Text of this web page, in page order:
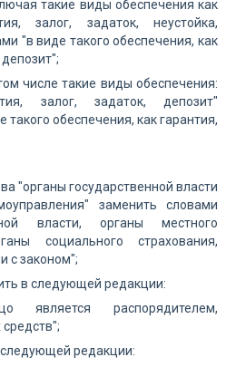
такие виды обеспечения как
залог, задаток, неустойка,
"в виде такого обеспечения, как
числе такие виды обеспечения:
залог, задаток, депозит"
обеспечения, как гарантия,
"органы государственной власти
заменить словами
власти, органы местного
социального страхования,
с законом";
в следующей редакции:
является распорядителем,
редакции: